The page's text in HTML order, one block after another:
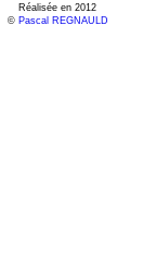
Réalisée en 2012
© Pascal REGNAULD